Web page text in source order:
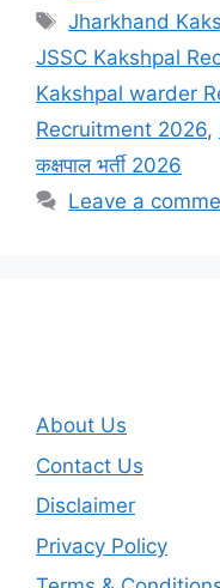
Tags
Jharkhand
JSSC Kakshpal
Kakshpal warder
Recruitment 2026,
कक्षपाल भर्ती 2026
Leave a
About Us
Contact Us
Disclaimer
Privacy Policy